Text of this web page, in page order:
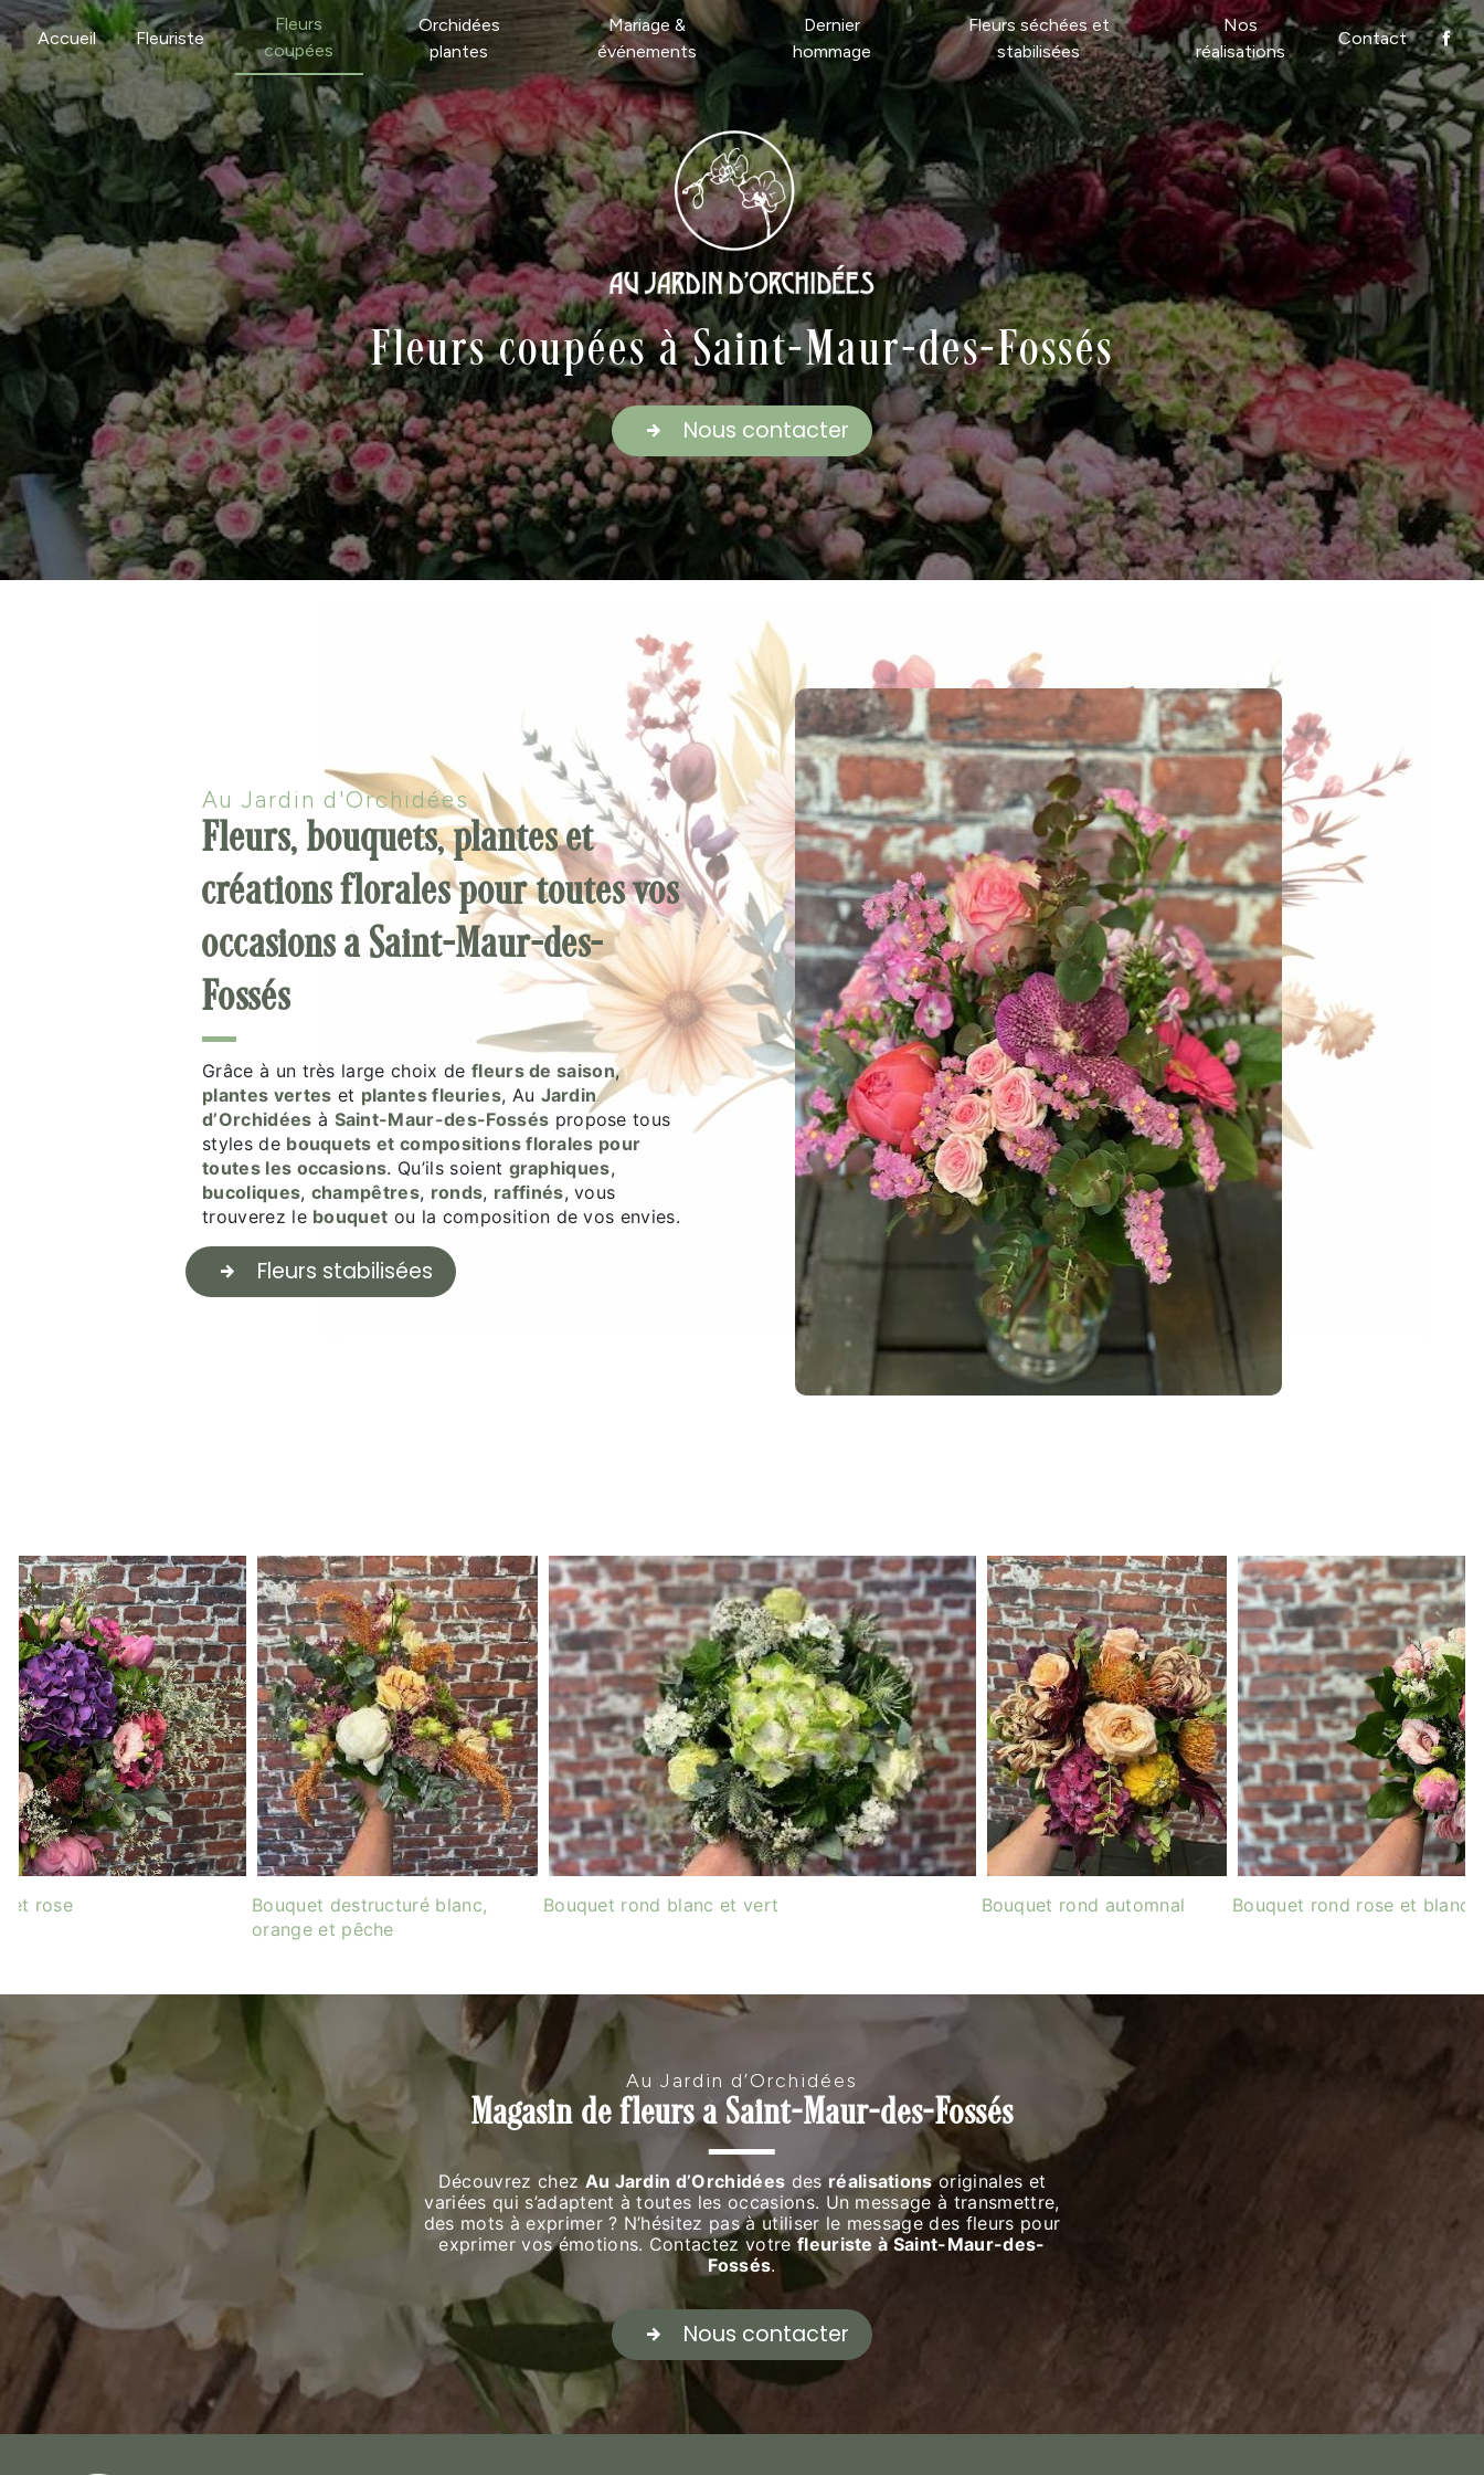
Accueil Fleuriste
Fleurs
coupées
Orchidées
plantes
Mariage &
événements
Dernier
hommage
Fleurs séchées et
stabilisées
Nos
réalisations
Contact
Fleurs coupées à Saint-Maur-des-Fossés
Nous contacter
Au Jardin d'Orchidées
Fleurs, bouquets, plantes et
créations florales pour toutes vos
occasions à Saint-Maur-des-
Fossés
Grâce à un très large choix de fleurs de saison,
plantes vertes et plantes fleuries, Au Jardin
d’Orchidées à Saint-Maur-des-Fossés propose tous
styles de bouquets et compositions florales pour
toutes les occasions. Qu’ils soient graphiques,
bucoliques, champêtres, ronds, raffinés, vous
trouverez le bouquet ou la composition de vos envies.
Fleurs stabilisées
et rose
Bouquet destructuré blanc,
orange et pêche
Bouquet rond blanc et vert Bouquet rond automnal Bouquet rond rose et blanc
Au Jardin d’Orchidées
Magasin de fleurs à Saint-Maur-des-Fossés
Découvrez chez Au Jardin d’Orchidées desréalisationsoriginales et
variées qui s’adaptent à toutes les occasions. Un message à transmettre,
des mots à exprimer ? N’hésitez pas à utiliser le message des fleurs pour
exprimer vos émotions. Contactez votre fleuriste à Saint-Maur-des-
Fossés.
Nous contacter
Panneau de gestion des cookies